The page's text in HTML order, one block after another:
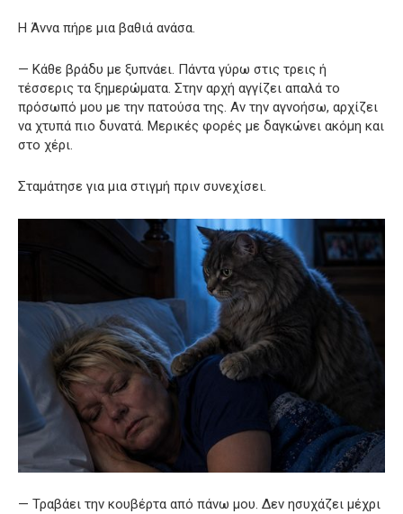
Η Άννα πήρε μια βαθιά ανάσα.
— Κάθε βράδυ με ξυπνάει. Πάντα γύρω στις τρεις ή
τέσσερις τα ξημερώματα. Στην αρχή αγγίζει απαλά το
πρόσωπό μου με την πατούσα της. Αν την αγνοήσω, αρχίζει
να χτυπά πιο δυνατά. Μερικές φορές με δαγκώνει ακόμη και
στο χέρι.
Σταμάτησε για μια στιγμή πριν συνεχίσει.
— Τραβάει την κουβέρτα από πάνω μου. Δεν ησυχάζει μέχρι